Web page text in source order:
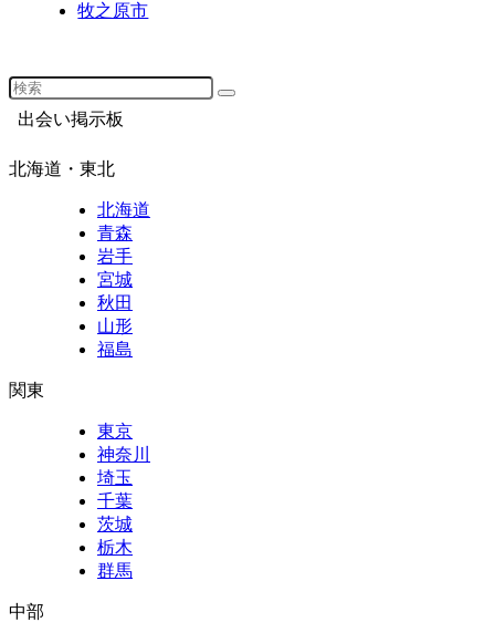
牧之原市
出会い掲示板
北海道・東北
北海道
青森
岩手
宮城
秋田
山形
福島
関東
東京
神奈川
埼玉
千葉
茨城
栃木
群馬
中部